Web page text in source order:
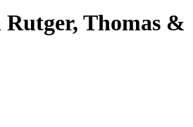
Thomas &